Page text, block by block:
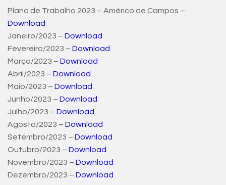
Plano de Trabalho 2023 – Américo de Campos –
Download
Janeiro/2023 – Download
Fevereiro/2023 – Download
Março/2023 – Download
Abril/2023 – Download
Maio/2023 – Download
Junho/2023 – Download
Julho/2023 – Download
Agosto/2023 – Download
Setembro/2023 – Download
Outubro/2023 – Download
Novembro/2023 – Download
Dezembro/2023 – Download